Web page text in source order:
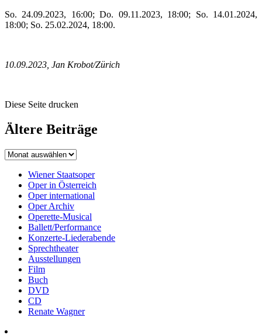
So. 24.09.2023, 16:00; Do. 09.11.2023, 18:00; So. 14.01.2024,
18:00; So. 25.02.2024, 18:00.
10.09.2023, Jan Krobot/Zürich
Diese Seite drucken
Ältere Beiträge
Wiener Staatsoper
Oper in Österreich
Oper international
Oper Archiv
Operette-Musical
Ballett/Performance
Konzerte-Liederabende
Sprechtheater
Ausstellungen
Film
Buch
DVD
CD
Renate Wagner